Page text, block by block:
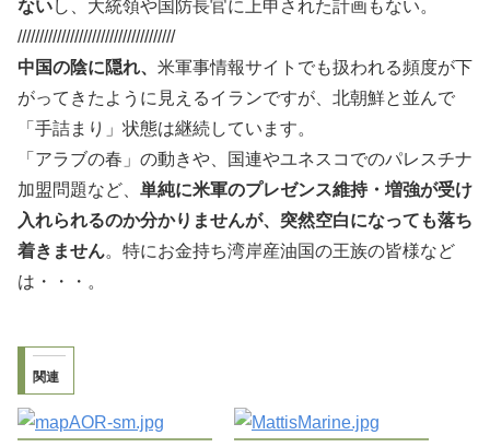
ないし、大統領や国防長官に上申された計画もない。
////////////////////////////////////
中国の陰に隠れ、 米軍事情報サイトでも扱われる頻度が下
がってきたように見えるイランですが、北朝鮮と並んで
「手詰まり」状態は継続しています。
「アラブの春」の動きや、国連やユネスコでのパレスチナ
加盟問題など、 単純に米軍のプレゼンス維持・増強が受け
入れられるのか分かりませんが、突然空白になっても落ち
着きません。特にお金持ち湾岸産油国の王族の皆様など
は・・・。
関連